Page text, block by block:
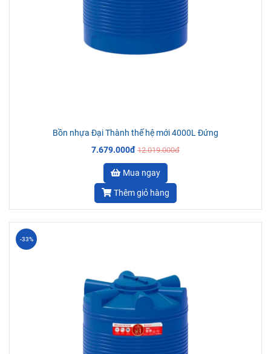
Bồn nhựa Đại Thành thế hệ mới 4000L Đứng
7.679.000đ 12.019.000đ
Mua ngay
Thêm giỏ hàng
-33%